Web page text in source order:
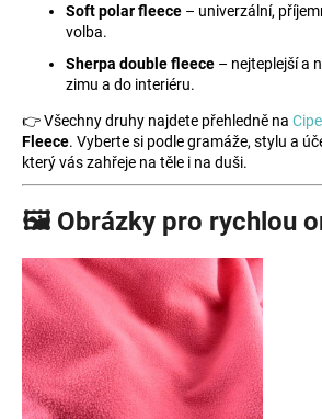
Soft polar fleece – univerzální,
volba.
Sherpa double fleece – nejteplejší a
zimu a do interiéru.
👉 Všechny druhy najdete přehledně na
Fleece. Vyberte si podle gramáže, stylu a
který vás zahřeje na těle i na duši.
🖼️ Obrázky pro rychlou